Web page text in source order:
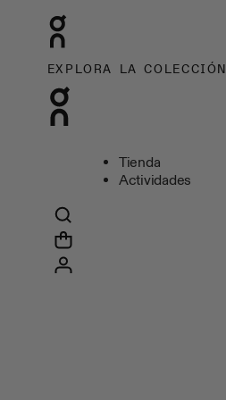
EXPLORA LA COLECCIÓN
Tienda
Actividades